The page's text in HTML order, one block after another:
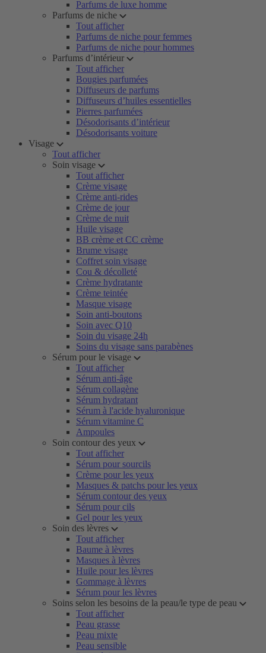
Parfums de luxe homme
Parfums de niche
Tout afficher
Parfums de niche pour femmes
Parfums de niche pour hommes
Parfums d’intérieur
Tout afficher
Bougies parfumées
Diffuseurs de parfums
Diffuseurs d’huiles essentielles
Pierres parfumées
Désodorisants d’intérieur
Désodorisants voiture
Visage
Tout afficher
Soin visage
Tout afficher
Crème visage
Crème anti-rides
Crème de jour
Crème de nuit
Huile visage
BB crème et CC crème
Brume visage
Coffret soin visage
Cou & décolleté
Crème hydratante
Crème teintée
Masque visage
Soin anti-boutons
Soin avec Q10
Soin du visage 24h
Soins du visage sans parabènes
Sérum pour le visage
Tout afficher
Sérum anti-âge
Sérum collagène
Sérum hydratant
Sérum à l'acide hyaluronique
Sérum vitamine C
Ampoules
Soin contour des yeux
Tout afficher
Sérum pour sourcils
Crème pour les yeux
Masques & patchs pour les yeux
Sérum contour des yeux
Sérum pour cils
Gel pour les yeux
Soin des lèvres
Tout afficher
Baume à lèvres
Masques à lèvres
Huile pour les lèvres
Gommage à lèvres
Sérum pour les lèvres
Soins selon les besoins de la peau/le type de peau
Tout afficher
Peau grasse
Peau mixte
Peau sensible